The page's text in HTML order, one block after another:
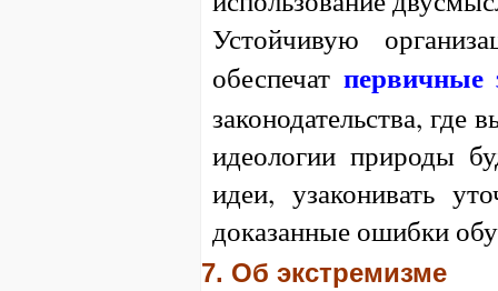
Устойчивую
обеспечат первичные
законодательства, где
идеологии природы
идеи, узаконивать
доказанные ошибки
7. Об экстремизме